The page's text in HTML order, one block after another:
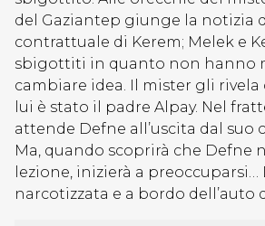
del Gaziantep giunge la notizia
contrattuale di Kerem; Melek e
sbigottiti in quanto non hanno
cambiare idea. Il mister gli rivela
lui è stato il padre Alpay. Nel
attende Defne all’uscita dal suo
Ma, quando scoprirà che Defne
lezione, inizierà a preoccuparsi…
narcotizzata e a bordo dell’auto